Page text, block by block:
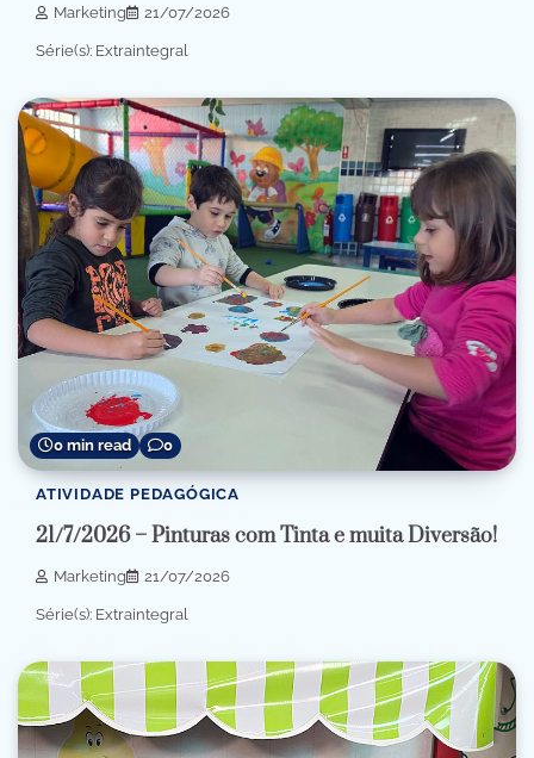
Marketing 21/07/2026
Série(s): Extraintegral
0 min read 0
ATIVIDADE PEDAGÓGICA
21/7/2026 – Pinturas com Tinta e muita Diversão!
Marketing 21/07/2026
Série(s): Extraintegral